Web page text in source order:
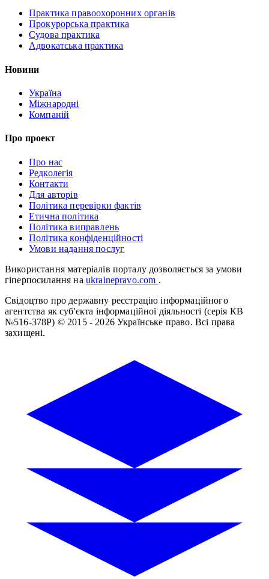
Практика правоохоронних органів
Прокурорська практика
Судова практика
Адвокатська практика
Новини
Україна
Міжнародні
Компаній
Про проект
Про нас
Редколегія
Контакти
Для авторів
Політика перевірки фактів
Етична політика
Політика виправлень
Політика конфіденційності
Умови надання послуг
Використання матеріалів порталу дозволяється за умови
гіперпосилання на ukrainepravo.com .
Свідоцтво про державну реєстрацію інформаційного
агентства як суб'єкта інформаційної діяльності (серія КВ
№516-378Р) © 2015 - 2026 Українське право. Всі права
захищені.